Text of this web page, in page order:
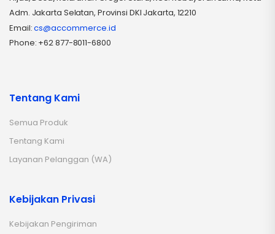
Adm. Jakarta Selatan, Provinsi DKI Jakarta, 12210
Email:cs@accommerce.id
Phone: +62 877-8011-6800
Tentang Kami
Semua Produk
Tentang Kami
Layanan Pelanggan (WA)
Kebijakan Privasi
Kebijakan Pengiriman